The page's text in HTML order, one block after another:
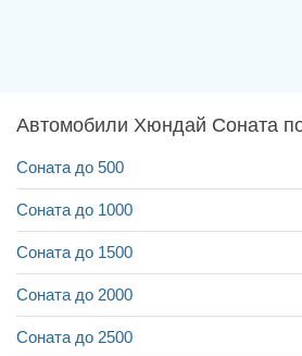
Автомобили Хюндай Соната
Соната до 500
Соната до 1000
Соната до 1500
Соната до 2000
Соната до 2500